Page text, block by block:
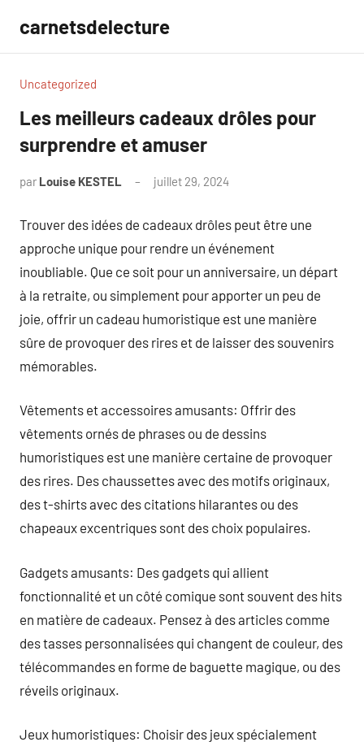
contenu
carnetsdelecture
Uncategorized
Les meilleurs cadeaux drôles pour
surprendre et amuser
par Louise KESTEL juillet 29, 2024
Trouver des idées de cadeaux drôles peut être une
approche unique pour rendre un événement
inoubliable. Que ce soit pour un anniversaire, un départ
à la retraite, ou simplement pour apporter un peu de
joie, offrir un cadeau humoristique est une manière
sûre de provoquer des rires et de laisser des souvenirs
mémorables.
Vêtements et accessoires amusants: Offrir des
vêtements ornés de phrases ou de dessins
humoristiques est une manière certaine de provoquer
des rires. Des chaussettes avec des motifs originaux,
des t-shirts avec des citations hilarantes ou des
chapeaux excentriques sont des choix populaires.
Gadgets amusants: Des gadgets qui allient
fonctionnalité et un côté comique sont souvent des hits
en matière de cadeaux. Pensez à des articles comme
des tasses personnalisées qui changent de couleur, des
télécommandes en forme de baguette magique, ou des
réveils originaux.
Jeux humoristiques: Choisir des jeux spécialement